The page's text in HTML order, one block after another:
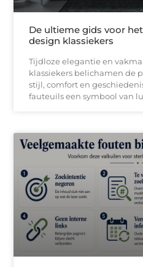
De ultieme gids voor
design klassiekers
Tijdloze elegantie en
klassiekers belichamen de
stijl, comfort en
fauteuils een symbool van